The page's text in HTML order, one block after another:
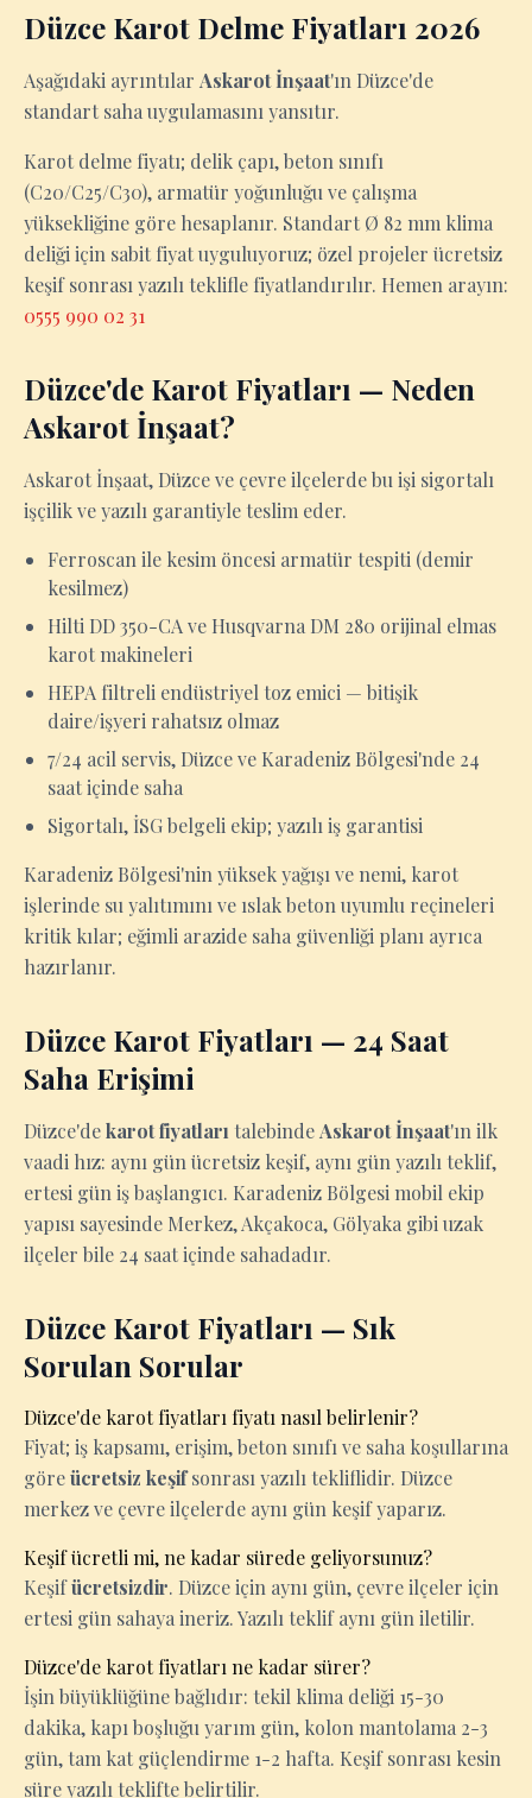
Düzce Karot Delme Fiyatları 2026
Aşağıdaki ayrıntılar Askarot İnşaat'ın Düzce'de
standart saha uygulamasını yansıtır.
Karot delme fiyatı; delik çapı, beton sınıfı
(C20/C25/C30), armatür yoğunluğu ve çalışma
yüksekliğine göre hesaplanır. Standart Ø 82 mm klima
deliği için sabit fiyat uyguluyoruz; özel projeler ücretsiz
keşif sonrası yazılı teklifle fiyatlandırılır. Hemen arayın:
0555 990 02 31
Düzce'de Karot Fiyatları — Neden
Askarot İnşaat?
Askarot İnşaat, Düzce ve çevre ilçelerde bu işi sigortalı
işçilik ve yazılı garantiyle teslim eder.
Ferroscan ile kesim öncesi armatür tespiti (demir
kesilmez)
Hilti DD 350-CA ve Husqvarna DM 280 orijinal elmas
karot makineleri
HEPA filtreli endüstriyel toz emici — bitişik
daire/işyeri rahatsız olmaz
7/24 acil servis, Düzce ve Karadeniz Bölgesi'nde 24
saat içinde saha
Sigortalı, İSG belgeli ekip; yazılı iş garantisi
Karadeniz Bölgesi'nin yüksek yağışı ve nemi, karot
işlerinde su yalıtımını ve ıslak beton uyumlu reçineleri
kritik kılar; eğimli arazide saha güvenliği planı ayrıca
hazırlanır.
Düzce Karot Fiyatları — 24 Saat
Saha Erişimi
Düzce'dekarot fiyatları talebindeAskarot İnşaat'ın ilk
vaadi hız: aynı gün ücretsiz keşif, aynı gün yazılı teklif,
ertesi gün iş başlangıcı. Karadeniz Bölgesi mobil ekip
yapısı sayesinde Merkez, Akçakoca, Gölyaka gibi uzak
ilçeler bile 24 saat içinde sahadadır.
Düzce Karot Fiyatları — Sık
Sorulan Sorular
Düzce'de karot fiyatları fiyatı nasıl belirlenir?
Fiyat; iş kapsamı, erişim, beton sınıfı ve saha koşullarına
göreücretsiz keşifsonrası yazılı tekliflidir. Düzce
merkez ve çevre ilçelerde aynı gün keşif yaparız.
Keşif ücretli mi, ne kadar sürede geliyorsunuz?
Keşifücretsizdir. Düzce için aynı gün, çevre ilçeler için
ertesi gün sahaya ineriz. Yazılı teklif aynı gün iletilir.
Düzce'de karot fiyatları ne kadar sürer?
İşin büyüklüğüne bağlıdır: tekil klima deliği 15-30
dakika, kapı boşluğu yarım gün, kolon mantolama 2-3
gün, tam kat güçlendirme 1-2 hafta. Keşif sonrası kesin
süre yazılı teklifte belirtilir.